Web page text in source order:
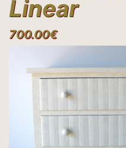
Linear
700.00€